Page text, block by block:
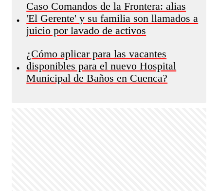
•
Caso Comandos de la Frontera: alias
'El Gerente' y su familia son llamados a
juicio por lavado de activos
•
¿Cómo aplicar para las vacantes
disponibles para el nuevo Hospital
Municipal de Baños en Cuenca?